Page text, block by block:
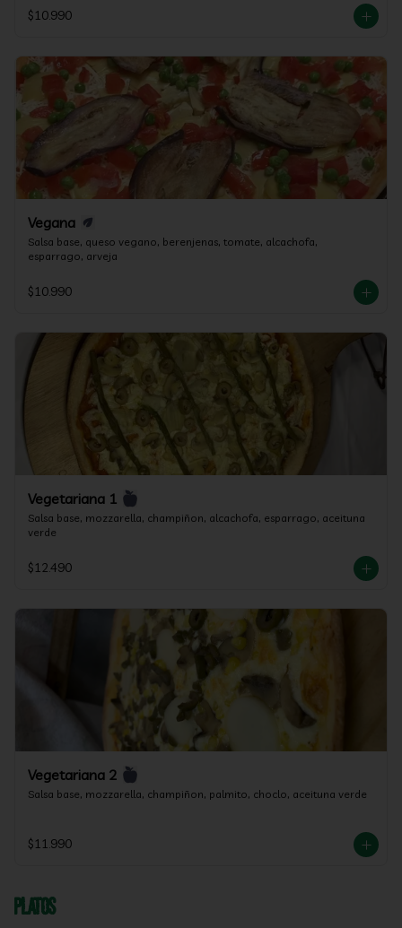
$10.990
Vegana
Salsa base, queso vegano, berenjenas, tomate, alcachofa,
esparrago, arveja
$10.990
Vegetariana 1
Salsa base, mozzarella, champiñon, alcachofa, esparrago, aceituna
verde
$12.490
Vegetariana 2
Salsa base, mozzarella, champiñon, palmito, choclo, aceituna verde
$11.990
Platos